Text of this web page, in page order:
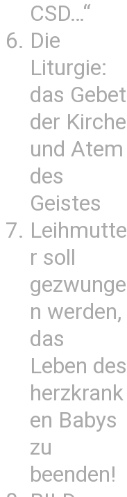
CSD…“
Die
Liturgie:
das Gebet
der Kirche
und Atem
des
Geistes
Leihmutte
r soll
gezwunge
n werden,
das
Leben des
herzkrank
en Babys
zu
beenden!